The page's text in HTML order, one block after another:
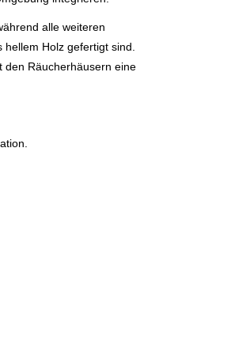
alle weiteren
hellem Holz gefertigt sind.
den Räucherhäusern eine